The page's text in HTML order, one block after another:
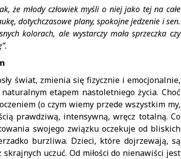
że młody człowiek myśli o niej jako tej na całe
dotychczasowe plany, spokojne jedzenie i sen.
kolorach, ale wystarczy mała sprzeczka czy
świat, zmienia się fizycznie i emocjonalnie,
etapem nastoletniego życia. Choć
(o czym wiemy przede wszystkim my,
prawdziwą, intensywną, wręcz totalną. Co
swojego związku oczekuje od bliskich
burzliwa. Dzieci, które dojrzewają, są
uczuć. Od miłości do nienawiści jest